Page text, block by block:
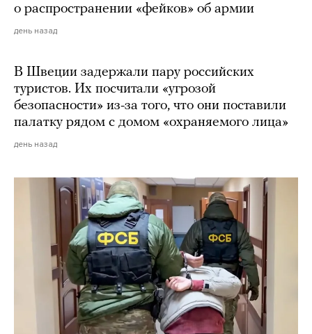
о распространении «фейков» об армии
день назад
В Швеции задержали пару российских
туристов. Их посчитали «угрозой
безопасности» из-за того, что они поставили
палатку рядом с домом «охраняемого лица»
день назад